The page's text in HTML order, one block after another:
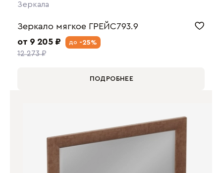
Зеркала
Зеркало мягкое ГРЕЙС793.9
от 9 205 ₽
12 273 ₽
до -25%
ПОДРОБНЕЕ